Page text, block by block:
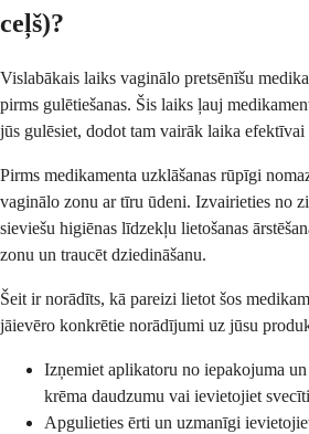
ceļš)?
Vislabākais laiks vaginālo pretsēnīšu
pirms gulētiešanas. Šis laiks ļauj
jūs gulēsiet, dodot tam vairāk laika efektīvai
Pirms medikamenta uzklāšanas rūpīgi
vaginālo zonu ar tīru ūdeni. Izvairieties no
sieviešu higiēnas līdzekļu lietošanas
zonu un traucēt dziedināšanu.
Šeit ir norādīts, kā pareizi lietot šos
jāievēro konkrētie norādījumi uz jūsu
Izņemiet aplikatoru no iepakojuma
krēma daudzumu vai ievietojiet svecīti
Apgulieties ērti un uzmanīgi